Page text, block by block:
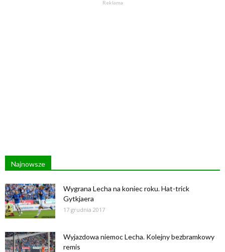
Reklama
Najnowsze
Wygrana Lecha na koniec roku. Hat-trick
Gytkjaera
17 grudnia 2017
Wyjazdowa niemoc Lecha. Kolejny bezbramkowy
remis